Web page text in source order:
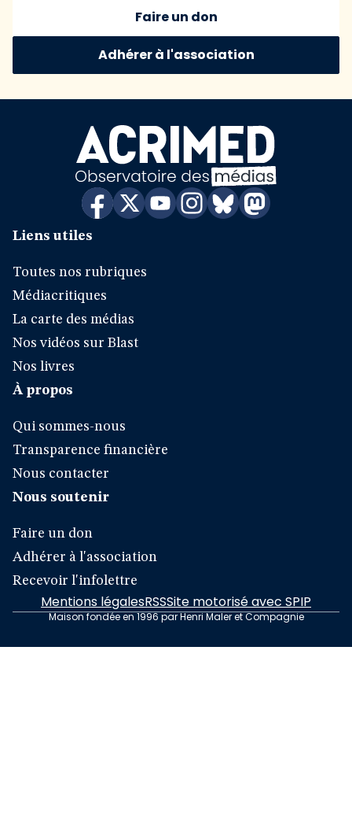
Faire un don
Adhérer à l'association
Liens utiles
Toutes nos rubriques
Médiacritiques
La carte des médias
Nos vidéos sur Blast
Nos livres
À propos
Qui sommes-nous
Transparence financière
Nous contacter
Nous soutenir
Faire un don
Adhérer à l'association
Recevoir l'infolettre
Mentions légalesRSSSite motorisé avec SPIP
Maison fondée en 1996 par Henri Maler et Compagnie